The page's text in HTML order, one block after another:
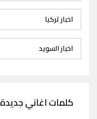
اخبار تركيا
اخبار السويد
كلمات اغاني جديدة 2026